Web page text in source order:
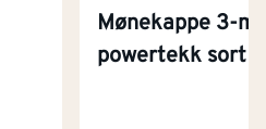
Mønekappe 3-
powertekk sort